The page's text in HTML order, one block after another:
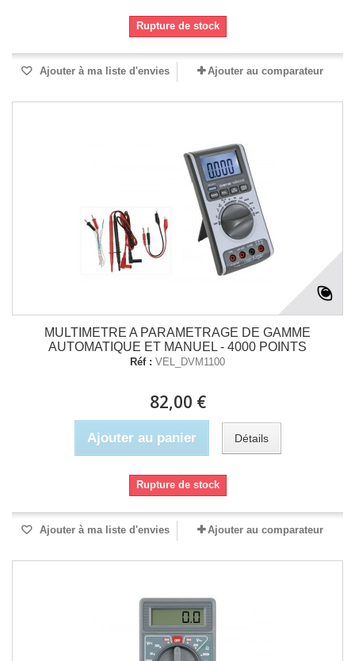
Rupture de stock
Ajouter à ma liste d'envies Ajouter au comparateur
MULTIMETRE A PARAMETRAGE DE GAMME
AUTOMATIQUE ET MANUEL - 4000 POINTS
Réf : VEL_DVM1100
82,00 €
Ajouter au panier Détails
Rupture de stock
Ajouter à ma liste d'envies Ajouter au comparateur